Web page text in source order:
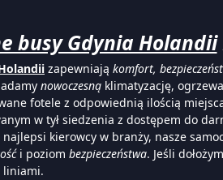
busy Gdynia Holandii
zapewniają komfort,
nowoczesną klimatyzację,
fotele z odpowiednią ilością
w tył siedzenia z dostępem do
najlepsi kierowcy w branży, nasze
i poziom bezpieczeństwa. Jeśli
liniami.